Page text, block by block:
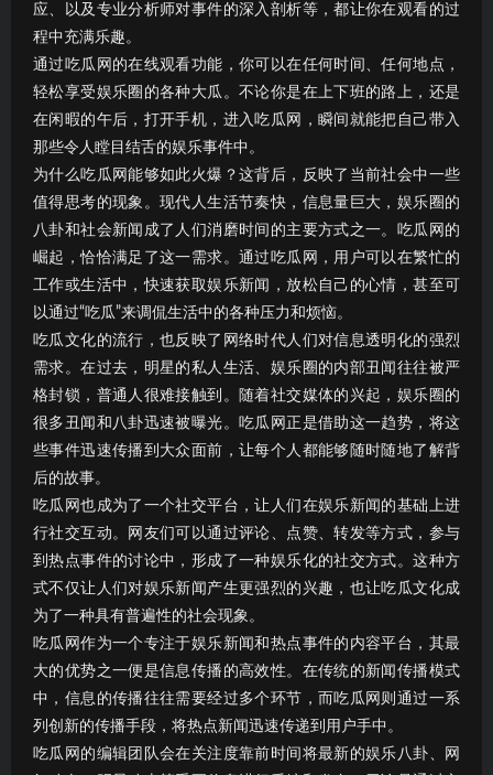
应、以及专业分析师对事件的深入剖析等，都让你在观看的过
程中充满乐趣。
通过吃瓜网的在线观看功能，你可以在任何时间、任何地点，
轻松享受娱乐圈的各种大瓜。不论你是在上下班的路上，还是
在闲暇的午后，打开手机，进入吃瓜网，瞬间就能把自己带入
那些令人瞠目结舌的娱乐事件中。
为什么吃瓜网能够如此火爆？这背后，反映了当前社会中一些
值得思考的现象。现代人生活节奏快，信息量巨大，娱乐圈的
八卦和社会新闻成了人们消磨时间的主要方式之一。吃瓜网的
崛起，恰恰满足了这一需求。通过吃瓜网，用户可以在繁忙的
工作或生活中，快速获取娱乐新闻，放松自己的心情，甚至可
以通过“吃瓜”来调侃生活中的各种压力和烦恼。
吃瓜文化的流行，也反映了网络时代人们对信息透明化的强烈
需求。在过去，明星的私人生活、娱乐圈的内部丑闻往往被严
格封锁，普通人很难接触到。随着社交媒体的兴起，娱乐圈的
很多丑闻和八卦迅速被曝光。吃瓜网正是借助这一趋势，将这
些事件迅速传播到大众面前，让每个人都能够随时随地了解背
后的故事。
吃瓜网也成为了一个社交平台，让人们在娱乐新闻的基础上进
行社交互动。网友们可以通过评论、点赞、转发等方式，参与
到热点事件的讨论中，形成了一种娱乐化的社交方式。这种方
式不仅让人们对娱乐新闻产生更强烈的兴趣，也让吃瓜文化成
为了一种具有普遍性的社会现象。
吃瓜网作为一个专注于娱乐新闻和热点事件的内容平台，其最
大的优势之一便是信息传播的高效性。在传统的新闻传播模式
中，信息的传播往往需要经过多个环节，而吃瓜网则通过一系
列创新的传播手段，将热点新闻迅速传递到用户手中。
吃瓜网的编辑团队会在关注度靠前时间将最新的娱乐八卦、网